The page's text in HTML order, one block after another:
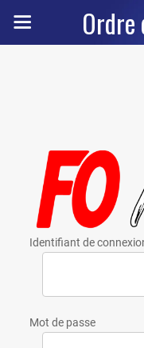
Ordre
Identifiant de
Mot de passe